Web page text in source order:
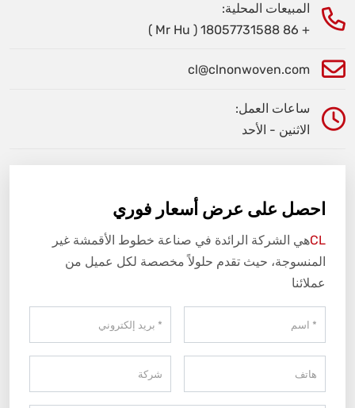
المبيعات المحلية:
+ 86 18057731588 ( Mr Hu )
cl@clnonwoven.com
ساعات العمل:
الاثنين - الأحد
احصل على عرض أسعار فوري
CLهي الشركة الرائدة في صناعة خطوط الأقمشة غير
المنسوجة، حيث تقدم حلولاً مخصصة لكل عميل من
عملائنا